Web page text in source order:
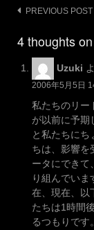
Post
PREVIOUS POST
4 thoughts on
Uzuki
2006年5月5日
私たちのリー
が以前に予期
と私たちにち
ちは、影響を
ータにできて
り組んでい
在、現在、以
たちは1時間
るつもりです。